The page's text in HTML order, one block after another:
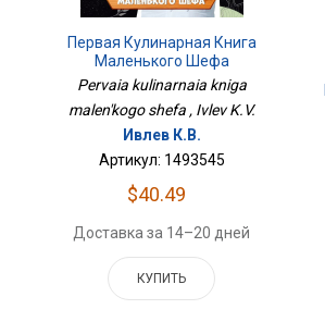
Первая Кулинарная Книга
Маленького Шефа
Pervaia kulinarnaia kniga
malen'kogo shefa , Ivlev K.V.
Ивлев К.В.
Артикул: 1493545
$40.49
Доставка за 14–20 дней
КУПИТЬ